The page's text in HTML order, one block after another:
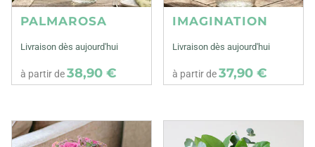
PALMAROSA
Livraison dès aujourd'hui
à partir de38,90 €
IMAGINATION
Livraison dès aujourd'hui
à partir de37,90 €